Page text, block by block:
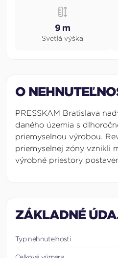
9 m
Svetlá výška
O
PRESSKAM Bratislava
daného územia s
priemyselnou výrobou.
priemyselnej zóny vznikli
výrobné priestory
ZÁKLADNÉ
Typ nehnuteľnosti